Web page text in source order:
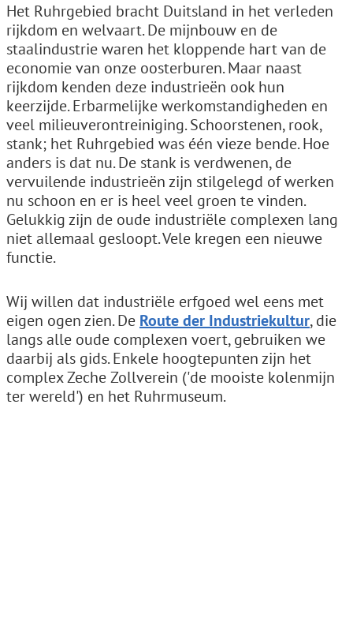
Het Ruhrgebied bracht Duitsland in het verleden
rijkdom en welvaart. De mijnbouw en de
staalindustrie waren het kloppende hart van de
economie van onze oosterburen. Maar naast
rijkdom kenden deze industrieën ook hun
keerzijde. Erbarmelijke werkomstandigheden en
veel milieuverontreiniging. Schoorstenen, rook,
stank; het Ruhrgebied was één vieze bende. Hoe
anders is dat nu. De stank is verdwenen, de
vervuilende industrieën zijn stilgelegd of werken
nu schoon en er is heel veel groen te vinden.
Gelukkig zijn de oude industriële complexen lang
niet allemaal gesloopt. Vele kregen een nieuwe
functie.
Wij willen dat industriële erfgoed wel eens met
eigen ogen zien. De Route der Industriekultur, die
langs alle oude complexen voert, gebruiken we
daarbij als gids. Enkele hoogtepunten zijn het
complex Zeche Zollverein ('de mooiste kolenmijn
ter wereld') en het Ruhrmuseum.